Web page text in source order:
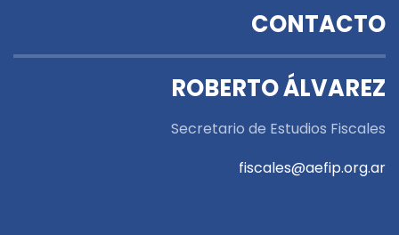
CONTACTO
ROBERTO ÁLVAREZ
Secretario de Estudios Fiscales
fiscales@aefip.org.ar